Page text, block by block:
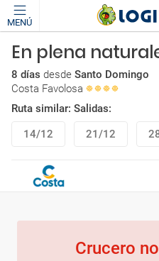
MENÚ
En plena
8 días desde Santo Domingo
Costa Favolosa
Ruta similar: Salidas:
14/12
21/12
Crucero